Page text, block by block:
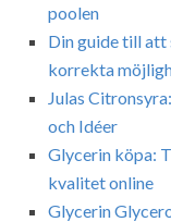
poolen
Din guide till
korrekta
Julas
och Idéer
Glycerin köpa:
kvalitet online
Glycerin